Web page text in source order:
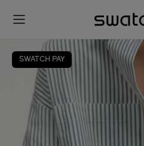
SWATCH PAY